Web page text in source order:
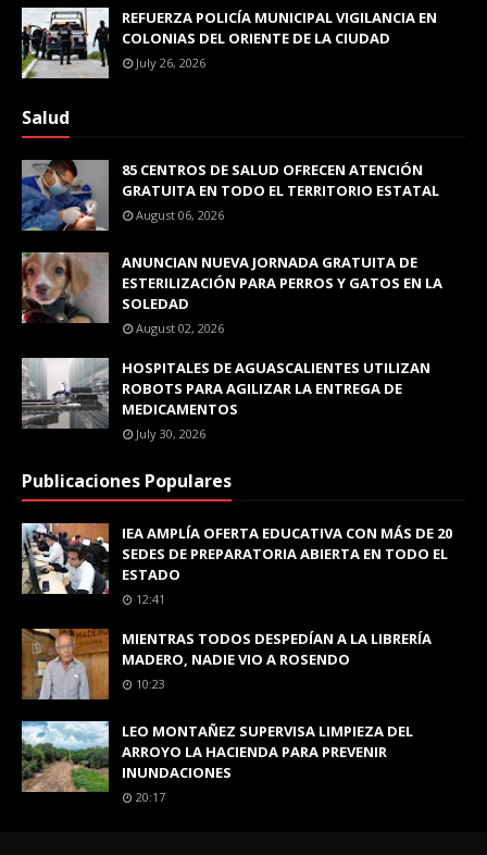
REFUERZA POLICÍA MUNICIPAL VIGILANCIA EN
COLONIAS DEL ORIENTE DE LA CIUDAD
July 26, 2026
Salud
85 CENTROS DE SALUD OFRECEN ATENCIÓN
GRATUITA EN TODO EL TERRITORIO ESTATAL
August 06, 2026
ANUNCIAN NUEVA JORNADA GRATUITA DE
ESTERILIZACIÓN PARA PERROS Y GATOS EN LA
SOLEDAD
August 02, 2026
HOSPITALES DE AGUASCALIENTES UTILIZAN
ROBOTS PARA AGILIZAR LA ENTREGA DE
MEDICAMENTOS
July 30, 2026
Publicaciones Populares
IEA AMPLÍA OFERTA EDUCATIVA CON MÁS DE 20
SEDES DE PREPARATORIA ABIERTA EN TODO EL
ESTADO
12:41
MIENTRAS TODOS DESPEDÍAN A LA LIBRERÍA
MADERO, NADIE VIO A ROSENDO
10:23
LEO MONTAÑEZ SUPERVISA LIMPIEZA DEL
ARROYO LA HACIENDA PARA PREVENIR
INUNDACIONES
20:17